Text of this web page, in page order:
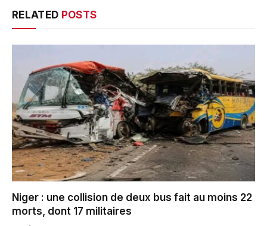
RELATED POSTS
Niger : une collision de deux bus fait au moins 22
morts, dont 17 militaires